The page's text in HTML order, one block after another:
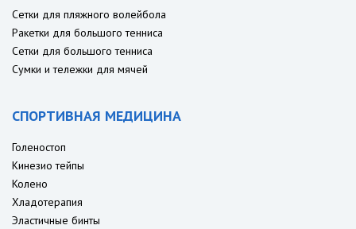
Сетки для пляжного волейбола
Ракетки для большого тенниса
Сетки для большого тенниса
Сумки и тележки для мячей
СПОРТИВНАЯ МЕДИЦИНА
Голеностоп
Кинезио тейпы
Колено
Хладотерапия
Эластичные бинты